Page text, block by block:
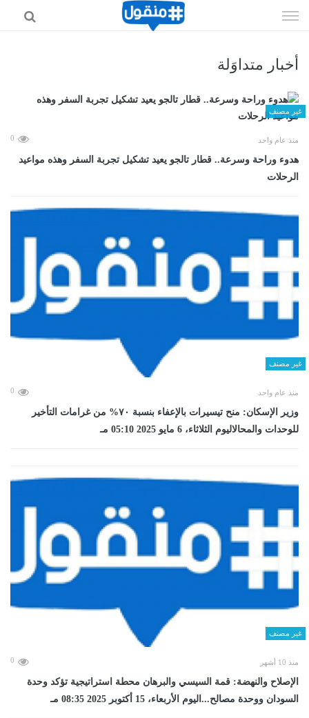
الى
أخبار متداوَلة
غير مصنف
منذ عام واحد 0
هدوء وراحة وسرعة.. قطار تالجو يعيد تشكيل تجربة السفر وهذه مواعيد
الرحلات
غير مصنف
منذ عام واحد 0
وزير الإسكان: منح تيسيرات بالإعفاء بنسبة ٧٠% من غرامات التأخير
للوحدات والمحالاليوم الثلاثاء، 6 مايو 2025 05:10 مـ
غير مصنف
منذ 10 أشهر 0
الإصلاح والنهضة: قمة السيسي والبرهان محطة استراتيجية تؤكد وحدة
السودان ووحدة مصالح...اليوم الأربعاء، 15 أكتوبر 2025 08:35 مـ